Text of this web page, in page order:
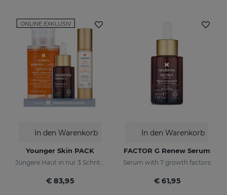
ONLINE EXKLUSIV
In den Warenkorb
Younger Skin PACK
€ 83,95
In den Warenkorb
FACTOR G Renew Serum
Serum with 7 growth factors
€ 61,95